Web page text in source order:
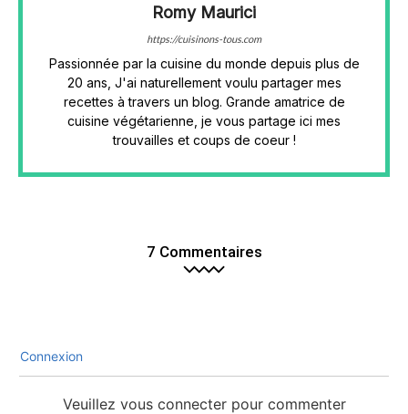
Romy Maurici
https://cuisinons-tous.com
Passionnée par la cuisine du monde depuis plus de
20 ans, J'ai naturellement voulu partager mes
recettes à travers un blog. Grande amatrice de
cuisine végétarienne, je vous partage ici mes
trouvailles et coups de coeur !
7 Commentaires
Connexion
Veuillez vous connecter pour commenter